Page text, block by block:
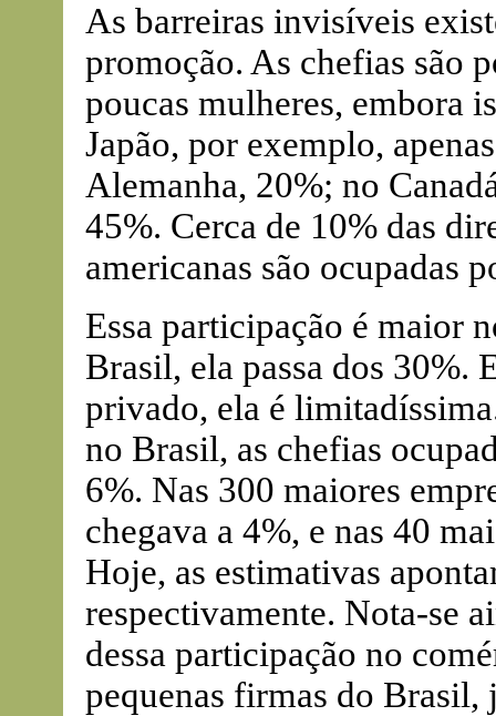
As barreiras invisíveis
promoção. As chefias são
poucas mulheres, embora
Japão, por exemplo,
Alemanha, 20%; no
45%. Cerca de 10% das
americanas são ocupadas
Essa participação é maior
Brasil, ela passa dos 30%.
privado, ela é
no Brasil, as chefias
6%. Nas 300 maiores
chegava a 4%, e nas 40
Hoje, as estimativas
respectivamente. Nota-se
dessa participação no
pequenas firmas do Brasil,